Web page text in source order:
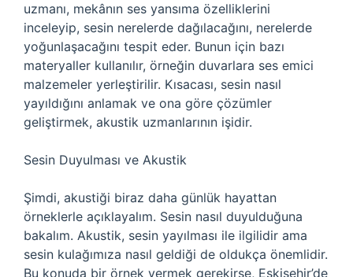
uzmanı, mekânın ses yansıma özelliklerini
inceleyip, sesin nerelerde dağılacağını, nerelerde
yoğunlaşacağını tespit eder. Bunun için bazı
materyaller kullanılır, örneğin duvarlara ses emici
malzemeler yerleştirilir. Kısacası, sesin nasıl
yayıldığını anlamak ve ona göre çözümler
geliştirmek, akustik uzmanlarının işidir.
Sesin Duyulması ve Akustik
Şimdi, akustiği biraz daha günlük hayattan
örneklerle açıklayalım. Sesin nasıl duyulduğuna
bakalım. Akustik, sesin yayılması ile ilgilidir ama
sesin kulağımıza nasıl geldiği de oldukça önemlidir.
Bu konuda bir örnek vermek gerekirse, Eskişehir’de